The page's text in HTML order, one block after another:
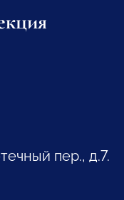
пер., д.7.